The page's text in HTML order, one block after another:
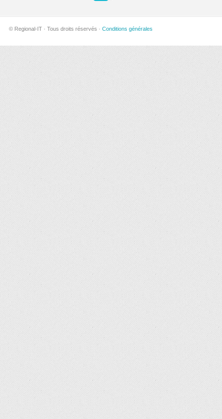
© Regional-IT · Tous droits réservés · Conditions générales